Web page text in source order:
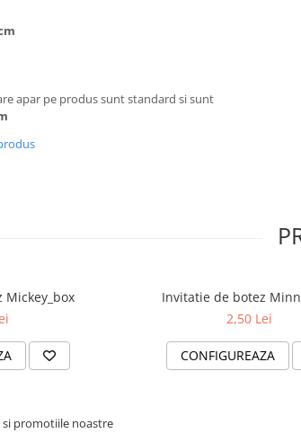
apar pe produs sunt standard si sunt
Invitatie de botez
2,50 Lei
CONFIGUREAZA
promotiile noastre